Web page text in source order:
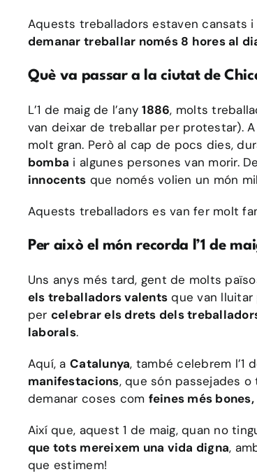
Aquests treballadors estaven cansats
demanar treballar només 8 hores al
Què va passar a la ciutat de
L’1 de maig de l’any1886, molts
van deixar de treballar per protestar).
molt gran. Però al cap de pocs dies,
bomba i algunes persones van morir.
innocents que només volien un món
Aquests treballadors es van fer molt
Per això el món recorda l’1 de
Uns anys més tard, gent de molts
els treballadors valents que van lluitar
per celebrar els drets dels
laborals.
Aquí, a Catalunya, també celebrem l’1
manifestacions, que són passejades
demanar coses com feines més
Així que, aquest 1 de maig, quan no
que tots mereixem una vida digna,
que estimem!